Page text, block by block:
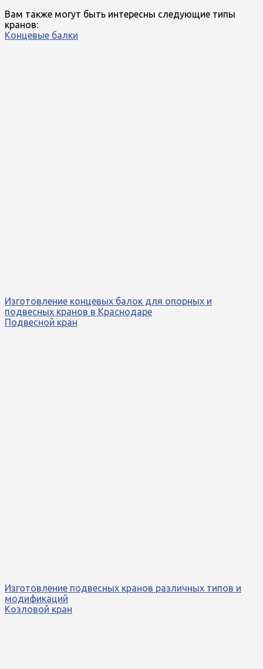
Вам также могут быть интересны следующие типы
кранов:
Концевые балки
Изготовление концевых балок для опорных и
подвесных кранов в Краснодаре
Подвесной кран
Изготовление подвесных кранов различных типов и
модификаций
Козловой кран